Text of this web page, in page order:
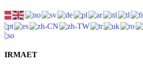
FIRMAET